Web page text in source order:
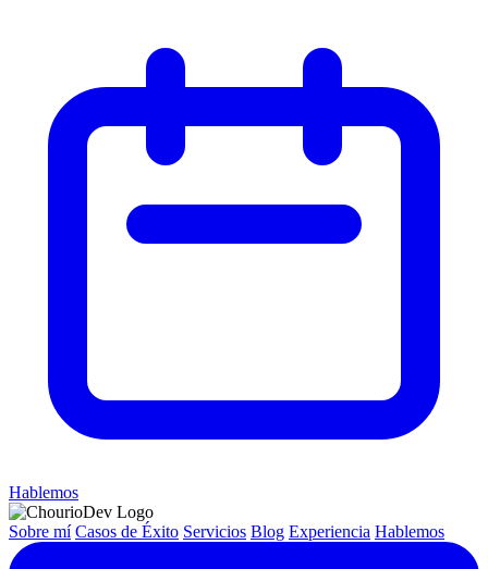
Hablemos
Sobre mí Casos de Éxito Servicios Blog Experiencia Hablemos